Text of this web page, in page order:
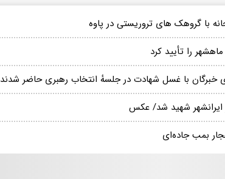
با گروهک های تروریستی در پاوه
را تأیید کرد
با غسل شهادت در جلسهٔ انتخاب رهبری حاضر شدند
ایرانشهر شهید شد/ عکس
بمب جاده‌ای